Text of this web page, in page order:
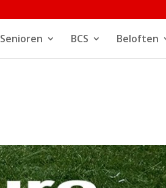
Senioren BCS Beloften